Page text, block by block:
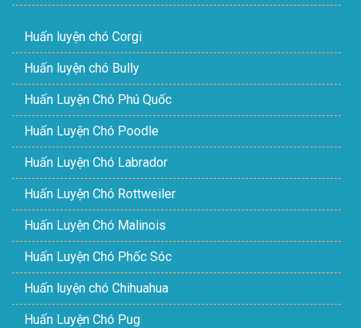
Huấn luyện chó Corgi
Huấn luyện chó Bully
Huấn Luyện Chó Phú Quốc
Huấn Luyện Chó Poodle
Huấn Luyện Chó Labrador
Huấn Luyện Chó Rottweiler
Huấn Luyện Chó Malinois
Huấn Luyện Chó Phốc Sóc
Huấn luyện chó Chihuahua
Huấn Luyện Chó Pug